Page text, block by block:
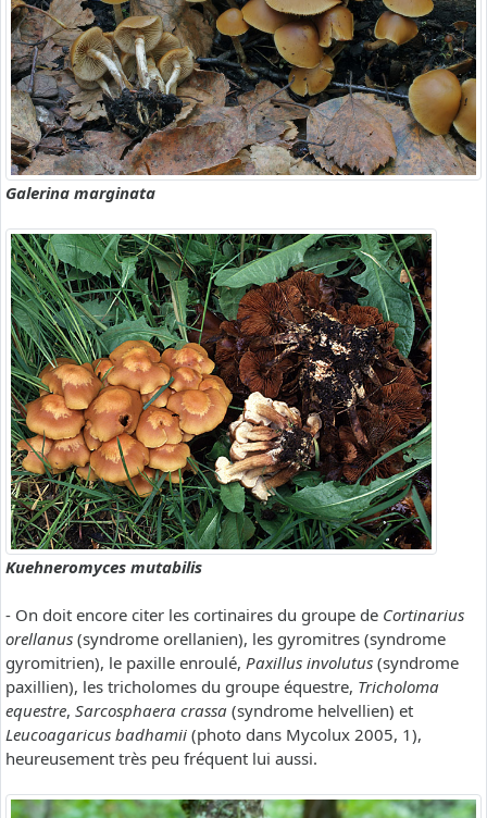
Galerina marginata
Kuehneromyces mutabilis
- On doit encore citer les cortinaires du groupe de Cortinarius
orellanus (syndrome orellanien), les gyromitres (syndrome
gyromitrien), le paxille enroulé, Paxillus involutus (syndrome
paxillien), les tricholomes du groupe équestre, Tricholoma
equestre, Sarcosphaera crassa (syndrome helvellien) et
Leucoagaricus badhamii (photo dans Mycolux 2005, 1),
heureusement très peu fréquent lui aussi.